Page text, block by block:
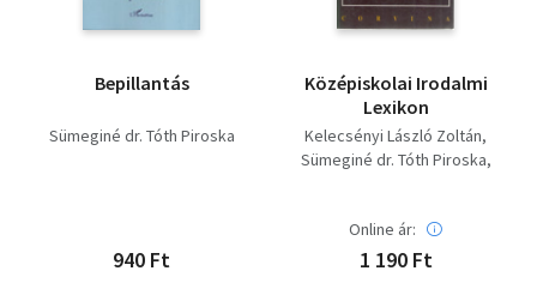
Bepillantás
Sümeginé dr. Tóth Piroska
940 Ft
Középiskolai Irodalmi
Lexikon
Kelecsényi László Zoltán
Sümeginé dr. Tóth Piroska
Online ár:
1 190 Ft